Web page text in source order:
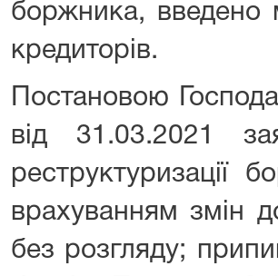
боржника, введено
кредиторів.
Постановою
від 31.03.2021
реструктуризації
врахуванням змін
без розгляду;